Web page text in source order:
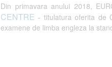
Din primavara anului 2018,
CENTRE - titulatura oferita de
examene de limba engleza la